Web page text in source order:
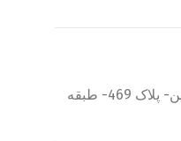
لیست دفاتر پیشخوان مهریه تهران 1- دفتر ازدواج 348 و طلاق 40 تهران، سردفتر : محمد صادق رزاق مهر نشانی: خیابان رودکی- نرسیده به هاشمی- روبه روی پاساژ آیدین- پلاک 469- طبقه